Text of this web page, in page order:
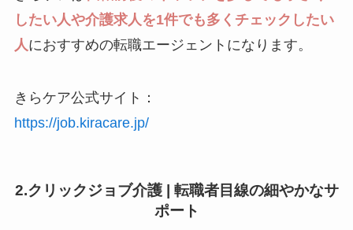
したい人や介護求人を1件でも多くチェックしたい
人 におすすめの転職エージェントになります。
きらケア公式サイト：
https://job.kiracare.jp/
2.クリックジョブ介護 | 転職者目線の細やかなサ
ポート